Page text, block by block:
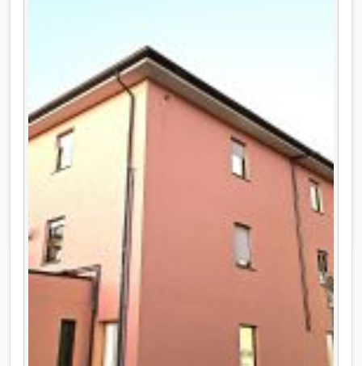
archivio, due bagni (di cui uno predisposto per
portatori di handicap), riscaldamento autonomo
con pompe di calore. "Classe energetica da
definire" Per info: Fabio Messini 348.6504598 -
fabio.messini@libero.it -
www.messiniimmobiliare.it
Prezzo
Dettagli ufficio in vendita »